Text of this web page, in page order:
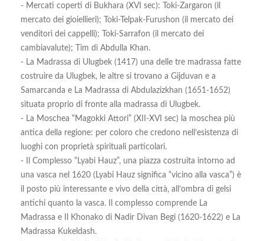
- Mercati coperti di Bukhara (XVI sec): Toki-Zargaron (il
mercato dei gioiellieri); Toki-Telpak-Furushon (il mercato dei
venditori dei cappelli); Toki-Sarrafon (il mercato dei
cambiavalute); Tim di Abdulla Khan.
- La Madrassa di Ulugbek (1417) una delle tre madrassa fatte
costruire da Ulugbek, le altre si trovano a Gijduvan e a
Samarcanda e La Madrassa di Abdulazizkhan (1651-1652)
situata proprio di fronte alla madrassa di Ulugbek.
- La Moschea “Magokki Attori” (XII-XVI sec) la moschea più
antica della regione: per coloro che credono nell’esistenza di
luoghi con proprietà spirituali particolari.
- Il Complesso “Lyabi Hauz”, una piazza costruita intorno ad
una vasca nel 1620 (Lyabi Hauz significa “vicino alla vasca”) è
il posto più interessante e vivo della città, all’ombra di gelsi
antichi quanto la vasca. Il complesso comprende La
Madrassa e Il Khonako di Nadir Divan Begi (1620-1622) e La
Madrassa Kukeldash.